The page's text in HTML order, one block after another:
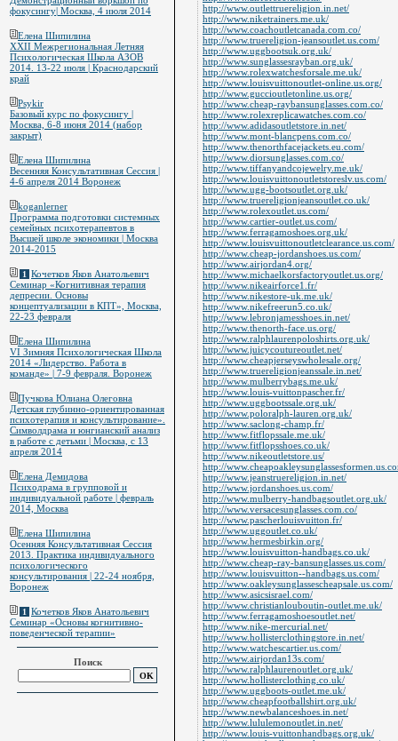
http://www.outlettruereligion.in.net/
http://www.niketrainers.me.uk/
http://www.coachoutletcanada.com.co/
http://www.truereligion-jeansoutlet.us.com/
http://www.uggbootsuk.org.uk/
http://www.sunglassesrayban.org.uk/
http://www.rolexwatchesforsale.me.uk/
http://www.louisvuittonoutlet-online.us.org/
http://www.guccioutletonline.us.org/
http://www.cheap-raybansunglasses.com.co/
http://www.rolexreplicawatches.com.co/
http://www.adidasoutletstore.in.net/
http://www.mont-blancpens.com.co/
http://www.thenorthfacejackets.eu.com/
http://www.diorsunglasses.com.co/
http://www.tiffanyandcojewelry.me.uk/
http://www.louisvuittonoutletstoreslv.us.com/
http://www.ugg-bootsoutlet.org.uk/
http://www.truereligionjeansoutlet.co.uk/
http://www.rolexoutlet.us.com/
http://www.cartier-outlet.us.com/
http://www.ferragamoshoes.org.uk/
http://www.louisvuittonoutletclearance.us.com/
http://www.cheap-jordanshoes.us.com/
http://www.airjordan4.org/
http://www.michaelkorsfactoryoutlet.us.org/
http://www.nikeairforce1.fr/
http://www.nikestore-uk.me.uk/
http://www.nikefreerun5.co.uk/
http://www.lebronjamesshoes.in.net/
http://www.thenorth-face.us.org/
http://www.ralphlaurenpoloshirts.org.uk/
http://www.juicycoutureoutlet.net/
http://www.cheapjerseyswholesale.org/
http://www.truereligionjeanssale.in.net/
http://www.mulberrybags.me.uk/
http://www.louis-vuittonpascher.fr/
http://www.uggbootssale.org.uk/
http://www.poloralph-lauren.org.uk/
http://www.saclong-champ.fr/
http://www.fitflopssale.me.uk/
http://www.fitflopsshoes.co.uk/
http://www.nikeoutletstore.us/
http://
http://www.jeanstruereligion.in.net/
http://www.jordanshoes.us.com/
http://www.mulberry-handbagsoutlet.org.uk/
http://www.versacesunglasses.com.co/
http://www.pascherlouisvuitton.fr/
http://www.uggoutlet.co.uk/
http://www.hermesbirkin.org/
http://www.louisvuitton-handbags.co.uk/
http://www.cheap-ray-bansunglasses.us.com/
http://www.louisvuitton--handbags.us.com/
http://www.oakleysunglassescheapsale.us.com/
http://www.asicsisrael.com/
http://www.christianlouboutin-outlet.me.uk/
http://www.ferragamoshoesoutlet.net/
http://www.nike-mercurial.net/
http://www.hollisterclothingstore.in.net/
http://www.watchescartier.us.com/
http://www.airjordan13s.com/
http://www.ralphlaurenoutlet.org.uk/
http://www.hollisterclothing.co.uk/
http://www.uggboots-outlet.me.uk/
http://www.cheapfootballshirt.org.uk/
http://www.newbalanceshoes.in.net/
http://www.lululemonoutlet.in.net/
http://www.louis-vuittonhandbags.org.uk/
фокусингу| Москва, 4 июля 2014
Елена Шипилина
XXII Межрегиональная Летняя
Психологическая Школа АЗОВ
2014. 13-22 июля | Краснодарский
край
Psykir
Базовый курс по фокусингу |
Москва, 6-8 июня 2014 (набор
закрыт)
Елена Шипилина
Весенняя Консультативная Сессия |
4-6 апреля 2014 Воронеж
koganlerner
Программа подготовки системных
семейных психотерапевтов в
Высшей школе экономики | Москва
2014-2015
1 Кочетков Яков Анатольевич
Семинар «Когнитивная терапия
депресии. Основы
концептуализации в КПТ», Москва,
22-23 февраля
Елена Шипилина
VI Зимняя Психологическая Школа
2014 «Лидерство. Работа в
команде» | 7-9 февраля. Воронеж
Пучкова Юлиана Олеговна
Детская глубинно-ориентированная
психотерапия и консультирование».
Символдрама и юнгианский анализ
в работе с детьми | Москва, с 13
апреля 2014
Елена Демидова
Психодрама в групповой и
индивидуальной работе | февраль
2014, Москва
Елена Шипилина
Осенняя Консультативная Сессия
2013. Практика индивидуального
психологического
консультирования | 22-24 ноября,
Воронеж
1 Кочетков Яков Анатольевич
Семинар «Основы когнитивно-
поведенческой терапии»
Поиск